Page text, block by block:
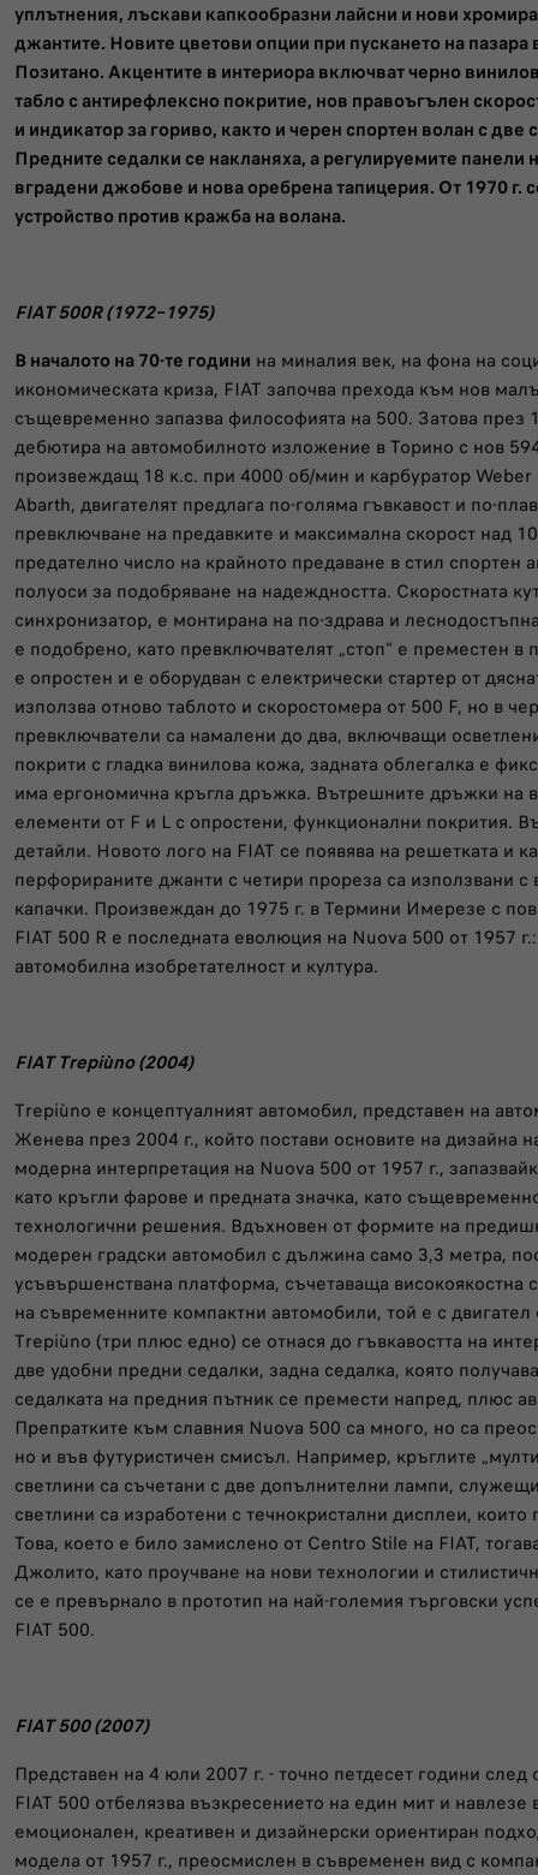
уплътнения, лъскави капкообразни лайсни и нови
джантите. Новите цветови опции при пускането на
Позитано. Акцентите в интериора включват черно
табло с антирефлексно покритие, нов правоъгълен
и индикатор за гориво, както и черен спортен волан с две
Предните седалки се накланяха, а регулируемите панели
вградени джобове и нова оребрена тапицерия. От 1970 г.
устройство против кражба на волана.
FIAT 500R (1972–1975)
В началото на 70-те години на миналия век, на фона на
икономическата криза, FIAT започва прехода към нов
същевременно запазва философията на 500. Затова през
дебютира на автомобилното изложение в Торино с нов
произвеждащ 18 к.с. при 4000 об/мин и карбуратор Weber
Abarth, двигателят предлага по-голяма гъвкавост и по-
превключване на предавките и максимална скорост над
предателно число на крайното предаване в стил спортен
полуоси за подобряване на надеждността. Скоростната
синхронизатор, е монтирана на по-здрава и
е подобрено, като превключвателят „стоп“ е преместен в
е опростен и е оборудван с електрически стартер от
използва отново таблото и скоростомера от 500 F, но в
превключватели са намалени до два, включващи
покрити с гладка винилова кожа, задната облегалка е
има ергономична кръгла дръжка. Вътрешните дръжки на
елементи от F и L с опростени, функционални покрития.
детайли. Новото лого на FIAT се появява на решетката и
перфорираните джанти с четири прореза са използвани
капачки. Произвеждан до 1975 г. в Термини Имерезе с
FIAT 500 R е последната еволюция на Nuova 500 от 1957
автомобилна изобретателност и култура.
FIAT Trepiùno (2004)
Trepiùno е концептуалният автомобил, представен на
Женева през 2004 г., който постави основите на дизайна
модерна интерпретация на Nuova 500 от 1957 г.,
като кръгли фарове и предната значка, като
технологични решения. Вдъхновен от формите на
модерен градски автомобил с дължина само 3,3 метра,
усъвършенствана платформа, съчетаваща
на съвременните компактни автомобили, той е с
Trepiùno (три плюс едно) се отнася до гъвкавостта на
две удобни предни седалки, задна седалка, която
седалката на предния пътник се премести напред, плюс
Препратките към славния Nuova 500 са много, но са
но и във футуристичен смисъл. Например, кръглите
светлини са съчетани с две допълнителни лампи,
светлини са изработени с течнокристални дисплеи,
Това, което е било замислено от Centro Stile на FIAT,
Джолито, като проучване на нови технологии и
се е превърнало в прототип на най-големия търговски
FIAT 500.
FIAT 500 (2007)
Представен на 4 юли 2007 г. - точно петдесет години
FIAT 500 отбелязва възкресението на един мит и навлезе
емоционален, креативен и дизайнерски ориентиран
модела от 1957 г., преосмислен в съвременен вид с